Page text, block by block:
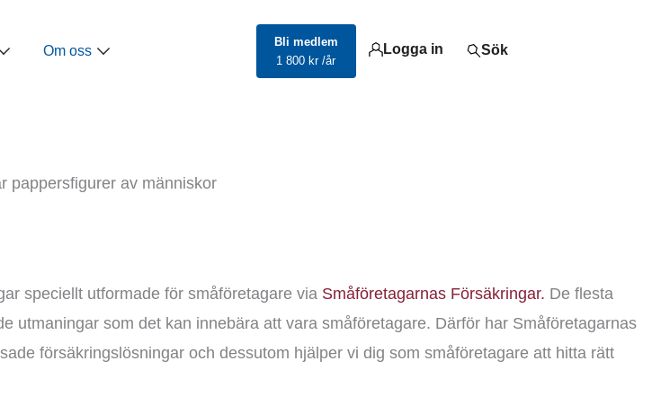
Nyhetscenter
Om oss Öppna Om oss
Bli medlem
1 800 kr /år
Logga in Sök
speciellt utformade för småföretagare via Småföretagarnas Försäkringar. De flesta
utmaningar som det kan innebära att vara småföretagare. Därför har Småföretagarnas
försäkringslösningar och dessutom hjälper vi dig som småföretagare att hitta rätt